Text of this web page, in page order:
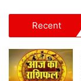
Recent